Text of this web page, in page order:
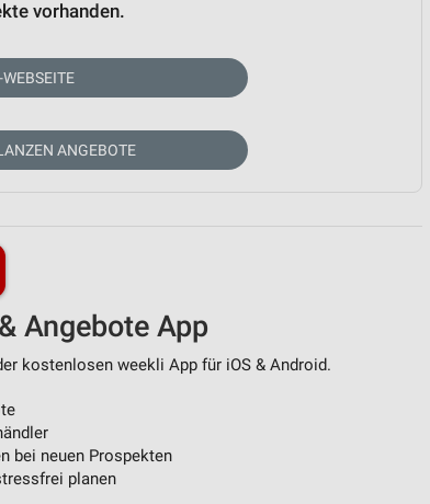
vorhanden.
ANGEBOTE
Angebote App
kostenlosen weekli App für iOS & Android.
bei neuen Prospekten
planen